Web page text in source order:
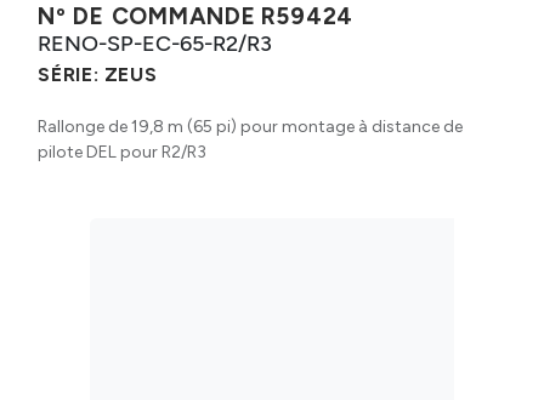
Nº DE COMMANDE R59424
RENO-SP-EC-65-R2/R3
SÉRIE: ZEUS
Rallonge de 19,8 m (65 pi) pour montage à distance de
pilote DEL pour R2/R3